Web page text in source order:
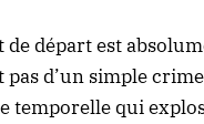
départ est
pas d’un simple
temporelle qui